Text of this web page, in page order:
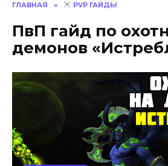
ГЛАВНАЯ » PVP ГАЙДЫ
ПвП гайд по
демонов